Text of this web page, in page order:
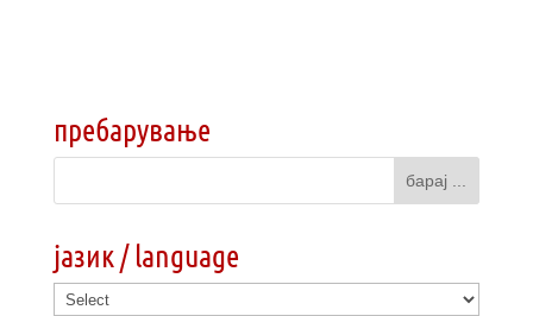
пребарување
јазик / language